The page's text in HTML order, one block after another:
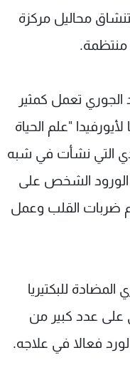
محاليل مركزة
منتظمة.
تعمل كمثير
"علم الحياة
التي نشأت في شبه
الورود الشخص على
ضربات القلب وعمل
للبكتيريا
على عدد كبير من
فعالا في علاجه.